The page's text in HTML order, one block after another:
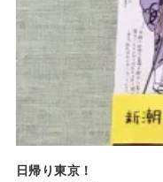
日帰り東京！